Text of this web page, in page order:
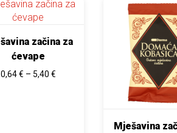
se mogu odabrati na stranici proizvoda
začina za
ćevape
0,64€ – 5,40 €Raspon cijena: od 0,64 € do 5,40
ima više varijanti. Opcije se
Mješavina
Ovaj proizvod